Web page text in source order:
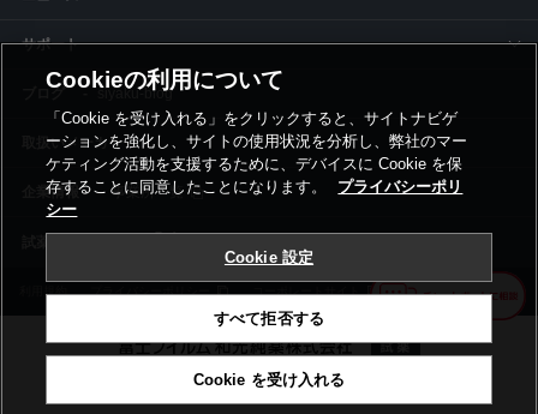
サポート
siyaku-blog
取扱いメーカー
事業所一覧
利用規約 プライバシーポリシー コーポレートサイト Cookie設定
©富士フイルム和光純薬株式会社
Cookieの利用について
「Cookie を受け入れる」をクリックすると、サイトナビゲ
ーションを強化し、サイトの使用状況を分析し、弊社のマー
ケティング活動を支援するために、デバイスに Cookie を保
存することに同意したことになります。
プライバシーポリ
シー
Cookie 設定
すべて拒否する
Cookie を受け入れる